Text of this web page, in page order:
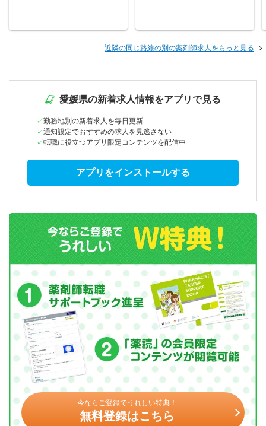
近隣の同じ路線の別の薬剤師求人をもっと見る
愛媛県の新着求人情報をアプリで見る
勤務地別の新着求人を毎日更新
通知設定でおすすめの求人を見逃さない
転職に役立つアプリ限定コンテンツを配信中
アプリをインストールする
今ならご登録でうれしい特典！
無料登録はこちら